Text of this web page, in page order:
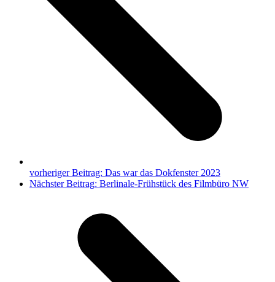
vorheriger Beitrag: Das war das Dokfenster 2023
Nächster Beitrag: Berlinale-Frühstück des Filmbüro NW